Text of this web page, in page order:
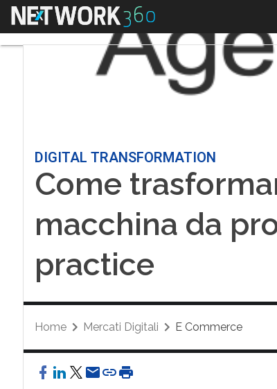
Menu
DIGITAL TRANSFORMATION
Come
macchina da
practice
Home Mercati Digitali E Commerce